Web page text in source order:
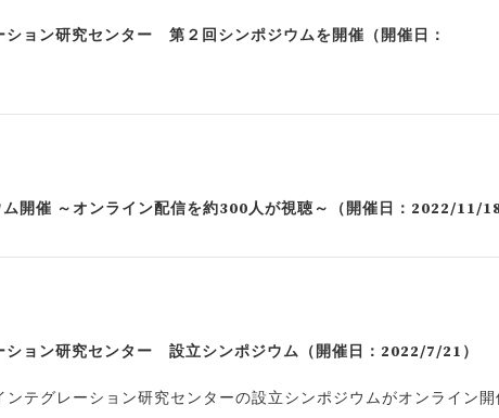
ション研究センター 第２回シンポジウムを開催（開催日：
ム開催 ～オンライン配信を約300人が視聴～（開催日：2022/11/
ション研究センター 設立シンポジウム（開催日：2022/7/21）
テグレーション研究センターの設立シンポジウムがオンライン